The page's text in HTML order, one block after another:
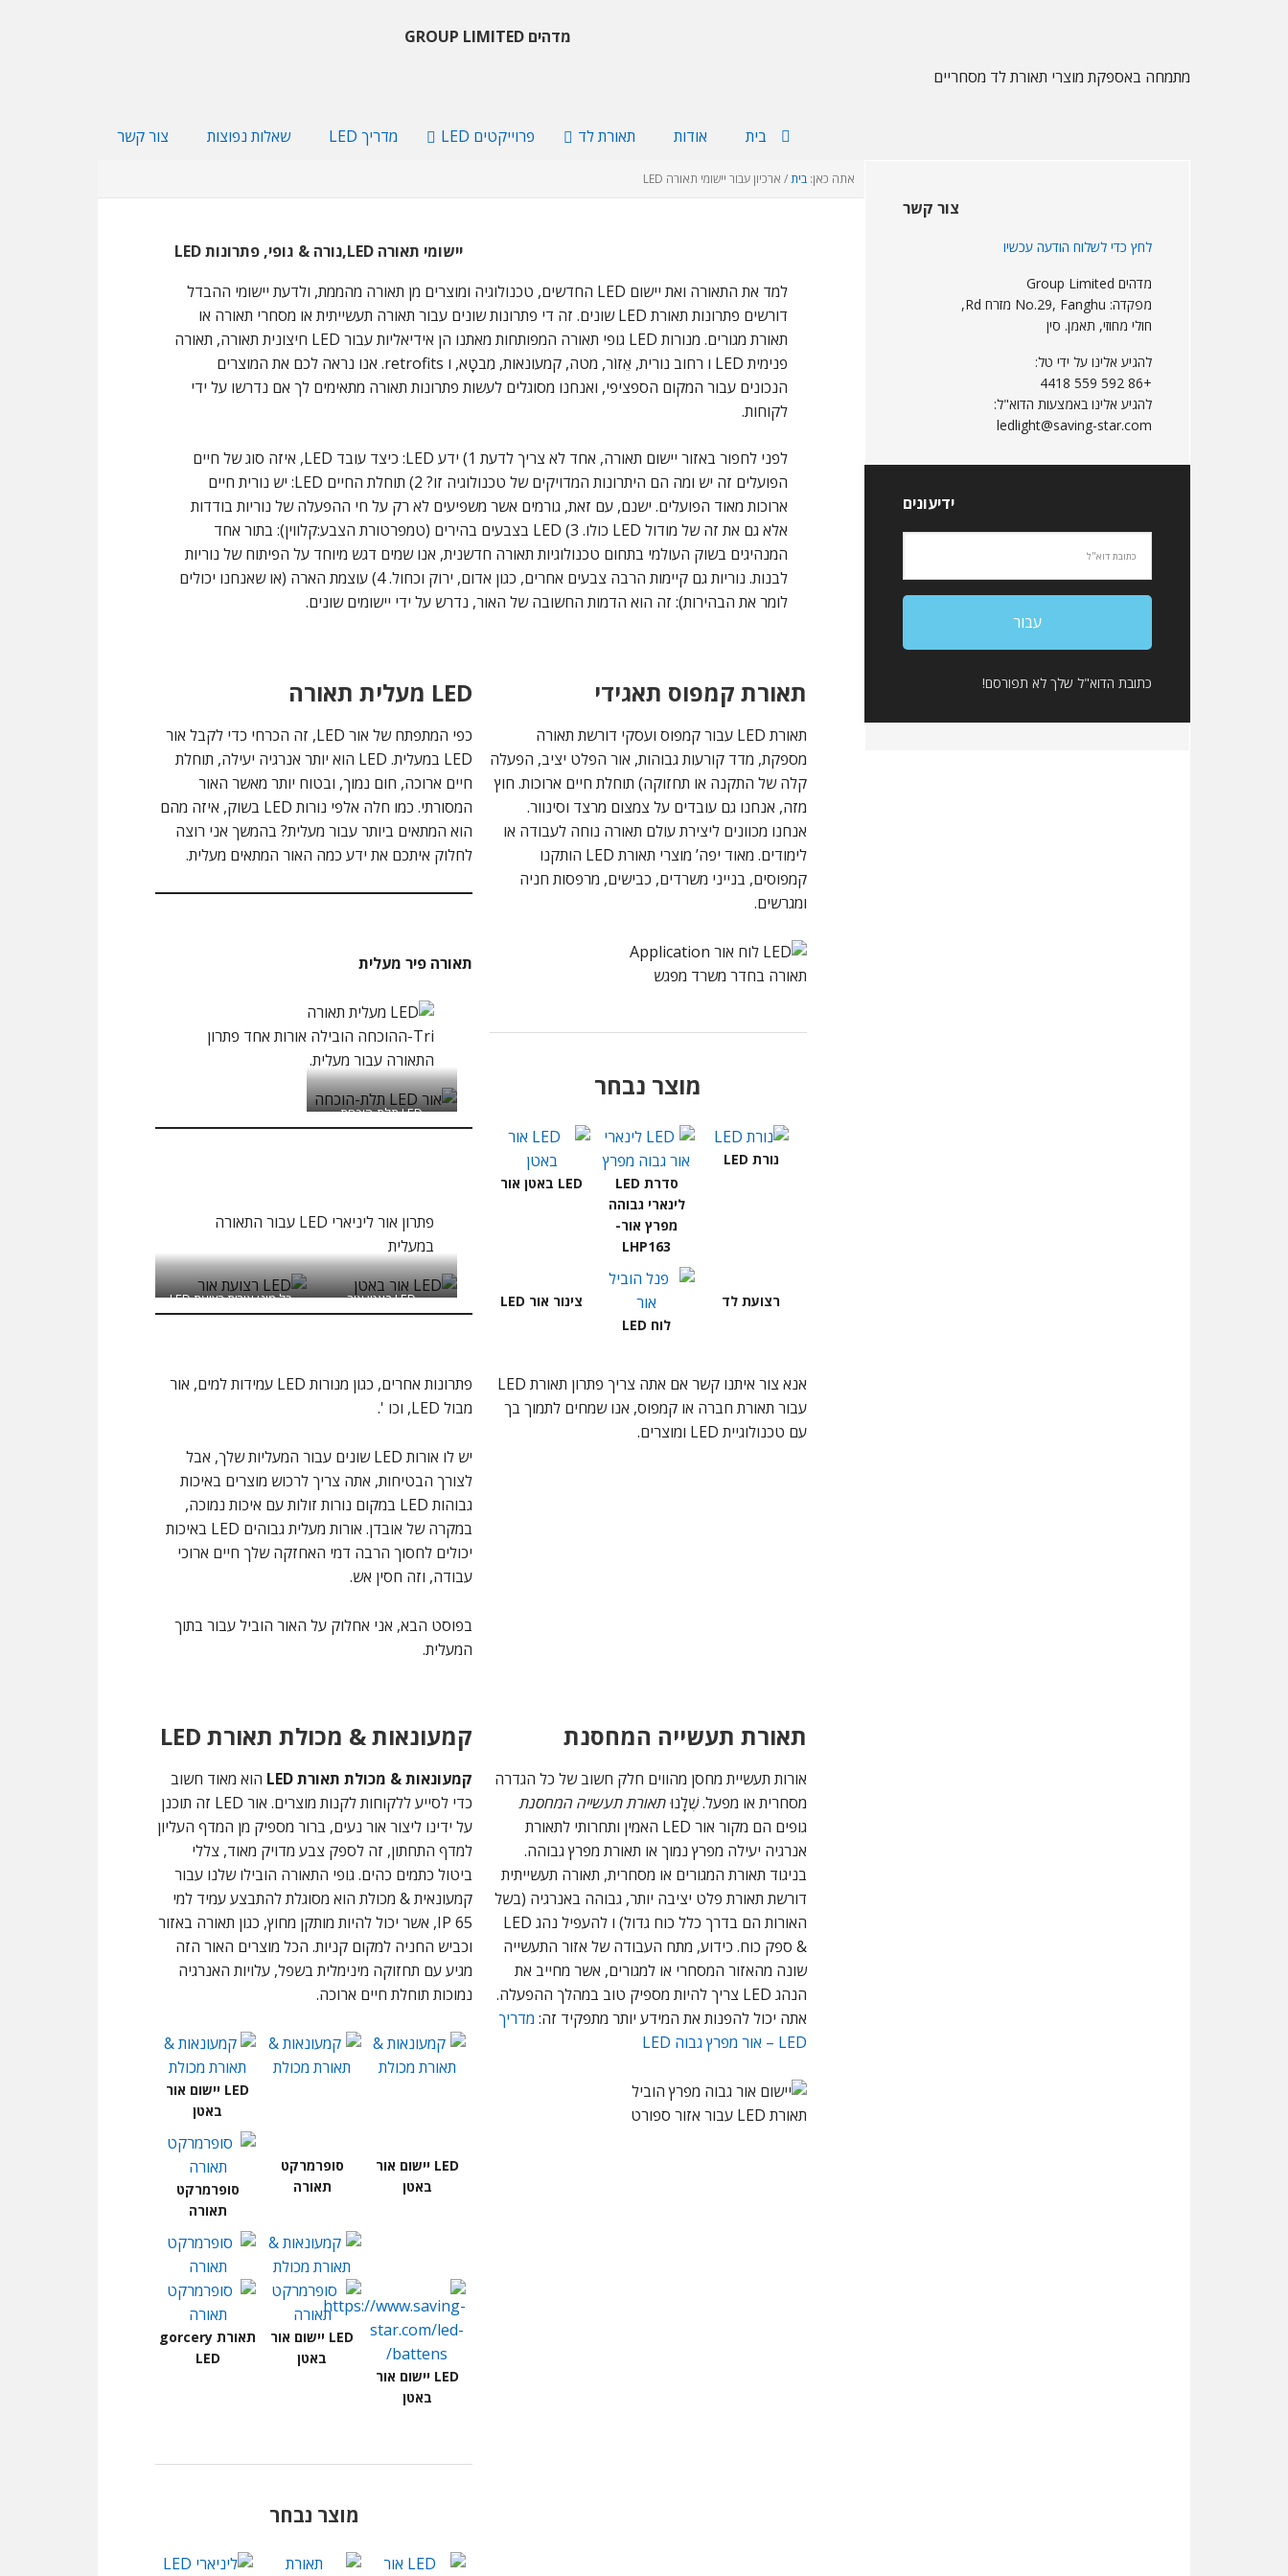
העיקרי
מדהים GROUP LIMITED
מתמחה באספקת מוצרי תאורת לד מסחריים
בית אודות תאורת לד פרוייקטים LED מדריך LED שאלות נפוצות צור קשר
אתה כאן: בית/ ארכיון עבור יישומי תאורה LED
יישומי תאורה LED,נורה & גופי, פתרונות LED
למד את התאורה ואת יישום LED החדשים, טכנולוגיה ומוצרים מן תאורה מהממת, ולדעת יישומי ההבדל
דורשים פתרונות תאורת LED שונים. זה די פתרונות שונים עבור תאורה תעשייתית או מסחרי תאורה או
תאורת מגורים. מנורות LED גופי תאורה המפותחות מאתנו הן אידיאליות עבור LED חיצונית תאורה, תאורה
פנימית LED ו רחוב נורית, אֵזוֹר, מטה, קמעונאות, מִבטָא, ו retrofits. אנו נראה לכם את המוצרים
הנכונים עבור המקום הספציפי, ואנחנו מסוגלים לעשות פתרונות תאורה מתאימים לך אם נדרשו על ידי
לקוחות.
לפני לחפור באזור יישום תאורה, אחד לא צריך לדעת 1) ידע LED: כיצד עובד LED, איזה סוג של חיים
הפועלים זה יש ומה הם היתרונות המדויקים של טכנולוגיה זו? 2) תוחלת החיים LED: יש נורית חיים
ארוכות מאוד הפועלים. ישנם, עם זאת, גורמים אשר משפיעים לא רק על חי ההפעלה של נוריות בודדות
אלא גם את זה של מודול LED כולו. 3) LED בצבעים בהירים (טמפרטורת הצבע:קלווין): בתור אחד
המנהיגים בשוק העולמי בתחום טכנולוגיות תאורה חדשנית, אנו שמים דגש מיוחד על הפיתוח של נוריות
לבנות. נוריות גם קיימות הרבה צבעים אחרים, כגון אדום, ירוק וכחול. 4) עוצמת הארה (או שאנחנו יכולים
לומר את הבהירות): זה הוא הדמות החשובה של האור, נדרש על ידי יישומים שונים.
LED מעלית תאורה
כפי המתפתח של אור LED, זה הכרחי כדי לקבל אור
LED במעלית. LED הוא יותר אנרגיה יעילה, תוחלת
חיים ארוכה, חום נמוך, ובטוח יותר מאשר האור
המסורתי. כמו חלה אלפי נורות LED בשוק, איזה מהם
הוא המתאים ביותר עבור מעלית? בהמשך אני רוצה
לחלוק איתכם את ידע כמה האור המתאים מעלית.
תאורה פיר מעלית
Tri-ההוכחה הובילה אורות אחד פתרון
התאורה עבור מעלית.
LED תלת-הוכחת
TPL1404 גרסה הפר אור
פתרון אור ליניארי LED עבור התאורה
במעלית
LED באטן אור כל מיני אורות רצועת LED
פתרונות אחרים, כגון מנורות LED עמידות למים, אור
מבול LED, וכו '.
יש לו אורות LED שונים עבור המעליות שלך, אבל
לצורך הבטיחות, אתה צריך לרכוש מוצרים באיכות
גבוהות LED במקום נורות זולות עם איכות נמוכה,
במקרה של אובדן. אורות מעלית גבוהים LED באיכות
יכולים לחסוך הרבה דמי האחזקה שלך חיים ארוכי
עבודה, וזה חסין אש.
בפוסט הבא, אני אחלוק על האור הוביל עבור בתוך
המעלית.
תאורת קמפוס תאגידי
תאורת LED עבור קמפוס ועסקי דורשת תאורה
מספקת, מדד קורעות גבוהות, אור הפלט יציב, הפעלה
קלה של התקנה או תחזוקה) תוחלת חיים ארוכות. חוץ
מזה, אנחנו גם עובדים על צמצום מרצד וסינוור.
אנחנו מכוונים ליצירת עולם תאורה נוחה לעבודה או
לימודים. מאוד יפה’ מוצרי תאורת LED הותקנו
קמפוסים, בנייני משרדים, כבישים, מרפסות חניה
ומגרשים.
תאורה בחדר משרד מפגש
מוצר נבחר
LED באטן אור
סדרת LED
לינארי גבוהה
מפרץ אור-
LHP163
נורת LED
צינור אור LED
לוח LED
רצועת לד
אנא צור איתנו קשר אם אתה צריך פתרון תאורת LED
עבור תאורת חברה או קמפוס, אנו שמחים לתמוך בך
עם טכנולוגיית LED ומוצרים.
קמעונאות & מכולת תאורת LED
קמעונאות & מכולת תאורת LED
הוא מאוד חשוב
כדי לסייע ללקוחות לקנות מוצרים. אור LED זה תוכנן
על ידינו ליצור אור נעים, ברור מספיק מן המדף העליון
למדף התחתון, זה לספק צבע מדויק מאוד, צללי
ביטול כתמים כהים. גופי התאורה הובילו שלנו עבור
קמעונאית & מכולת הוא מסוגלת להתבצע עמיד למי
IP 65, אשר יכול להיות מותקן מחוץ, כגון תאורה באזור
וכביש החניה למקום קניות. הכל מוצרים האור הזה
מגיע עם תחזוקה מינימלית בשפל, עלויות האנרגיה
נמוכות תוחלת חיים ארוכה.
LED יישום אור
באטן
סופרמרקט
תאורה
סופרמרקט
תאורה
LED יישום אור
באטן
תאורת gorcery
LED
LED יישום אור
באטן
LED יישום אור
באטן
מוצר נבחר
תאורת תעשייה המחסנת
אורות תעשיית מחסן מהווים חלק חשוב של כל הגדרה
מסחרית או מפעל. שֶׁלָנוּתאורת תעשייה המחסנת
גופים הם מקור אור LED האמין ותחרותי לתאורת
אנרגיה יעילה מפרץ נמוך או תאורת מפרץ גבוהה.
בניגוד תאורת המגורים או מסחרית, תאורה תעשייתית
דורשת תאורת פלט יציבה יותר, גבוהה באנרגיה (בשל
האורות הם בדרך כלל כוח גדול) ו להעפיל נהג LED
& ספק כוח. כידוע, מתח העבודה של אזור התעשייה
שונה מהאזור המסחרי או למגורים, אשר מחייב את
הנהג LED צריך להיות מספיק טוב במהלך ההפעלה.
אתה יכול להפנות את המידע יותר מתפקיד זה: מדריך
LED – אור מפרץ גבוה LED
תאורת LED עבור אזור ספורט
צור קשר
לחץ כדי לשלוח הודעה עכשיו
מדהים Group Limited
מפקדה: No.29, Fanghu מזרח Rd,
חולי מחוזי, תאמן. סין
להגיע אלינו על ידי טל:
+86 592 559 4418
להגיע אלינו באמצעות הדוא"ל:
ledlight@saving-star.com
ידיעונים
כתובת הדוא"ל שלך לא תפורסם!